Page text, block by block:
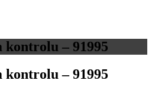
kontrolu – 91995
kontrolu – 91995